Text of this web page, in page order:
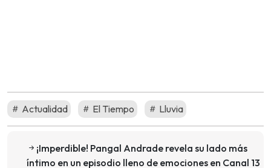
Actualidad El Tiempo Lluvia
¡Imperdible! Pangal Andrade revela su lado más
íntimo en un episodio lleno de emociones en Canal 13